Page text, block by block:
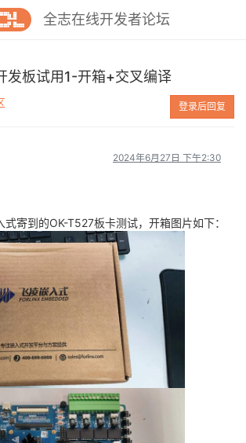
全志在线开发者论坛
发板试用1-开箱+交叉编译
登录后回复
2024年6月27日 下午2:30
寄到的OK-T527板卡测试，开箱图片如下：